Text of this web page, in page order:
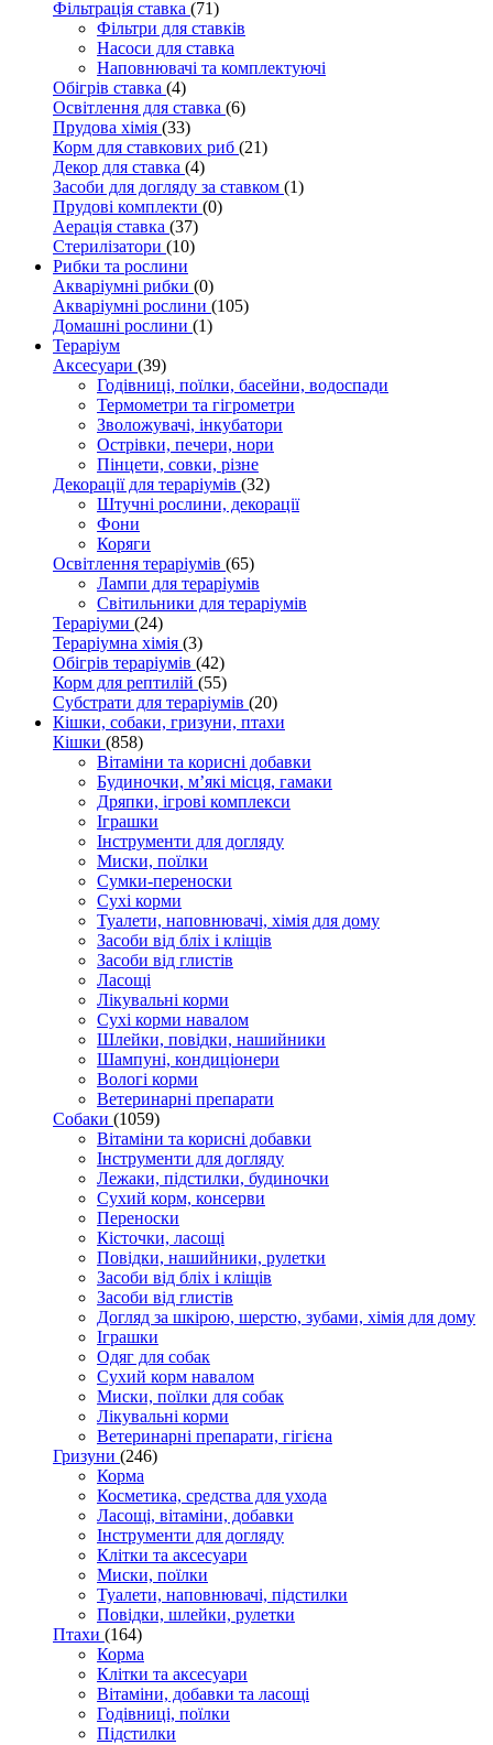
Фільтрація ставка (71)
Фільтри для ставків
Насоси для ставка
Наповнювачі та комплектуючі
Обігрів ставка (4)
Освітлення для ставка (6)
Прудова хімія (33)
Корм для ставкових риб (21)
Декор для ставка (4)
Засоби для догляду за ставком (1)
Прудові комплекти (0)
Аерація ставка (37)
Стерилізатори (10)
Рибки та рослини
Акваріумні рибки (0)
Акваріумні рослини (105)
Домашні рослини (1)
Тераріум
Аксесуари (39)
Годівниці, поїлки, басейни, водоспади
Термометри та гігрометри
Зволожувачі, інкубатори
Острівки, печери, нори
Пінцети, совки, різне
Декорації для тераріумів (32)
Штучні рослини, декорації
Фони
Коряги
Освітлення тераріумів (65)
Лампи для тераріумів
Світильники для тераріумів
Тераріуми (24)
Тераріумна хімія (3)
Обігрів тераріумів (42)
Корм для рептилій (55)
Субстрати для тераріумів (20)
Кішки, собаки, гризуни, птахи
Кішки (858)
Вітаміни та корисні добавки
Будиночки, м’які місця, гамаки
Дряпки, ігрові комплекси
Іграшки
Інструменти для догляду
Миски, поїлки
Сумки-переноски
Сухі корми
Туалети, наповнювачі, хімія для дому
Засоби від бліх і кліщів
Засоби від глистів
Ласощі
Лікувальні корми
Сухі корми навалом
Шлейки, повідки, нашийники
Шампуні, кондиціонери
Вологі корми
Ветеринарні препарати
Собаки (1059)
Вітаміни та корисні добавки
Інструменти для догляду
Лежаки, підстилки, будиночки
Сухий корм, консерви
Переноски
Кісточки, ласощі
Повідки, нашийники, рулетки
Засоби від бліх і кліщів
Засоби від глистів
Догляд за шкірою, шерстю, зубами, хімія для дому
Іграшки
Одяг для собак
Сухий корм навалом
Миски, поїлки для собак
Лікувальні корми
Ветеринарні препарати, гігієна
Гризуни (246)
Корма
Косметика, средства для ухода
Ласощі, вітаміни, добавки
Інструменти для догляду
Клітки та аксесуари
Миски, поїлки
Туалети, наповнювачі, підстилки
Повідки, шлейки, рулетки
Птахи (164)
Корма
Клітки та аксесуари
Вітаміни, добавки та ласощі
Годівниці, поїлки
Підстилки